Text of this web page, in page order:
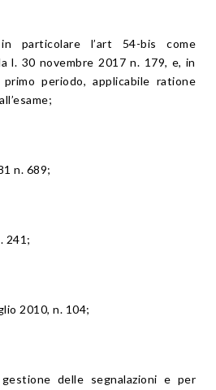
particolare l’art 54-bis come
l. 30 novembre 2017 n. 179, e, in
periodo, applicabile ratione
n. 689;
241;
2010, n. 104;
delle segnalazioni e per